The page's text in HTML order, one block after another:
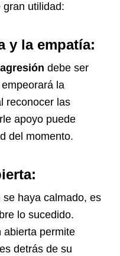
utilidad:
y la empatía:
debe ser
la
reconocer las
apoyo puede
del momento.
haya calmado, es
lo sucedido.
abierta permite
detrás de su